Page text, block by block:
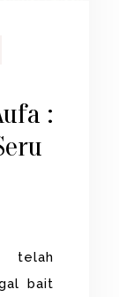
:
telah
bait